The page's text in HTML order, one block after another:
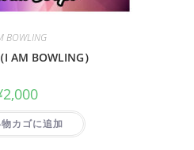
BOWLING
AM BOWLING）
2,000
カゴに追加